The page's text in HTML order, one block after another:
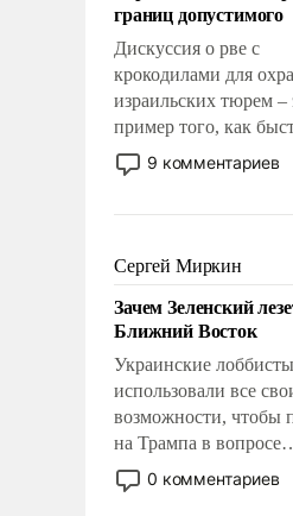
отвечать.
границ допустимого
Дискуссия о рве с
крокодилами для
израильских тюрем –
пример того, как
двигаемся по пути
революционных
псевдонаучной
стало всерьез
идеей.
9 комментариев
Сергей Миркин
Зачем Зеленский
Ближний Восток
Украинские
использовали все
возможности, чтобы
на Трампа в вопросе
предоставления
своим нанимателям.
0 комментариев